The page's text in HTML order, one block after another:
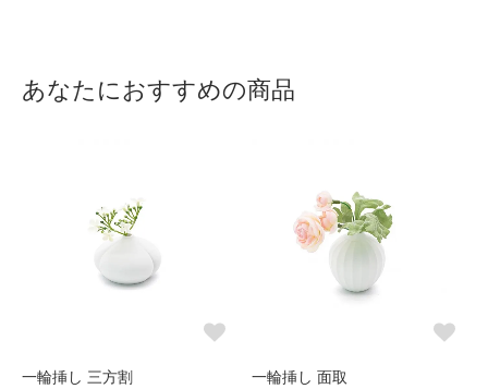
あなたにおすすめの商品
一輪挿し 三方割 一輪挿し 面取